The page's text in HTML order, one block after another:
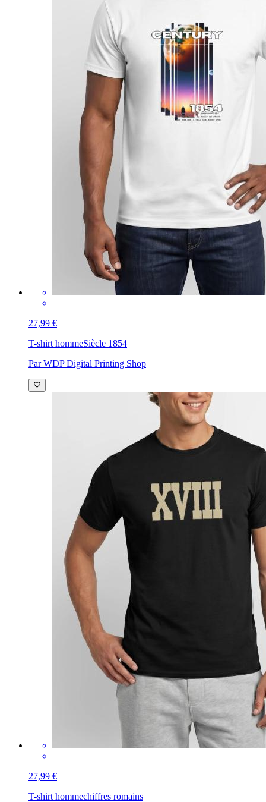
27,99 €
T-shirt hommeSiècle 1854
Par WDP Digital Printing Shop
27,99 €
T-shirt hommechiffres romains